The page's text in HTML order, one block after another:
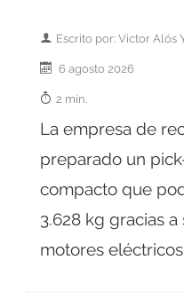
Escrito por: Victor Alós
6 agosto 2026
2 min.
La empresa de
preparado un
compacto que
3.628 kg gracias
motores